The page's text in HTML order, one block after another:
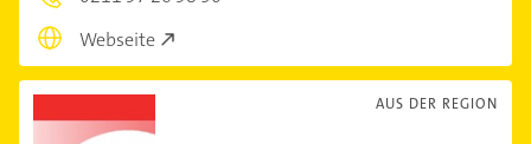
Webseite
AUS DER REGION